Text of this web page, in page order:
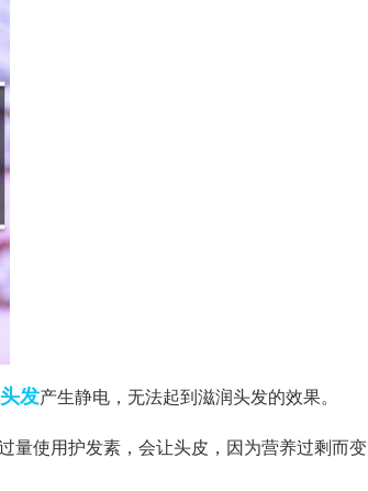
头发产生静电，无法起到滋润头发的效果。
量使用护发素，会让头皮，因为营养过剩而变